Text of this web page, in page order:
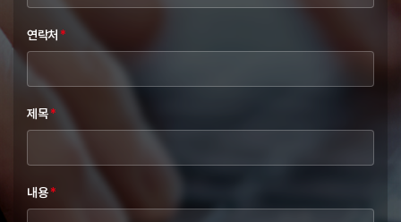
연락처 *
제목*
내용*